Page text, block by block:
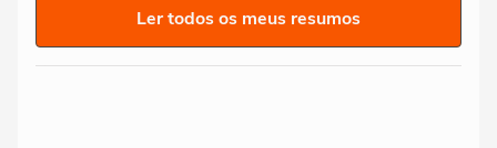
Ler todos os meus resumos